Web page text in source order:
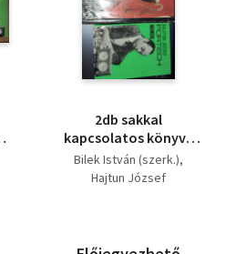
2db sakkal
kapcsolatos könyv -
Bilek István (szerk.)-
Győzelmünk a
Bilek István (szerk.)
Hajtun József